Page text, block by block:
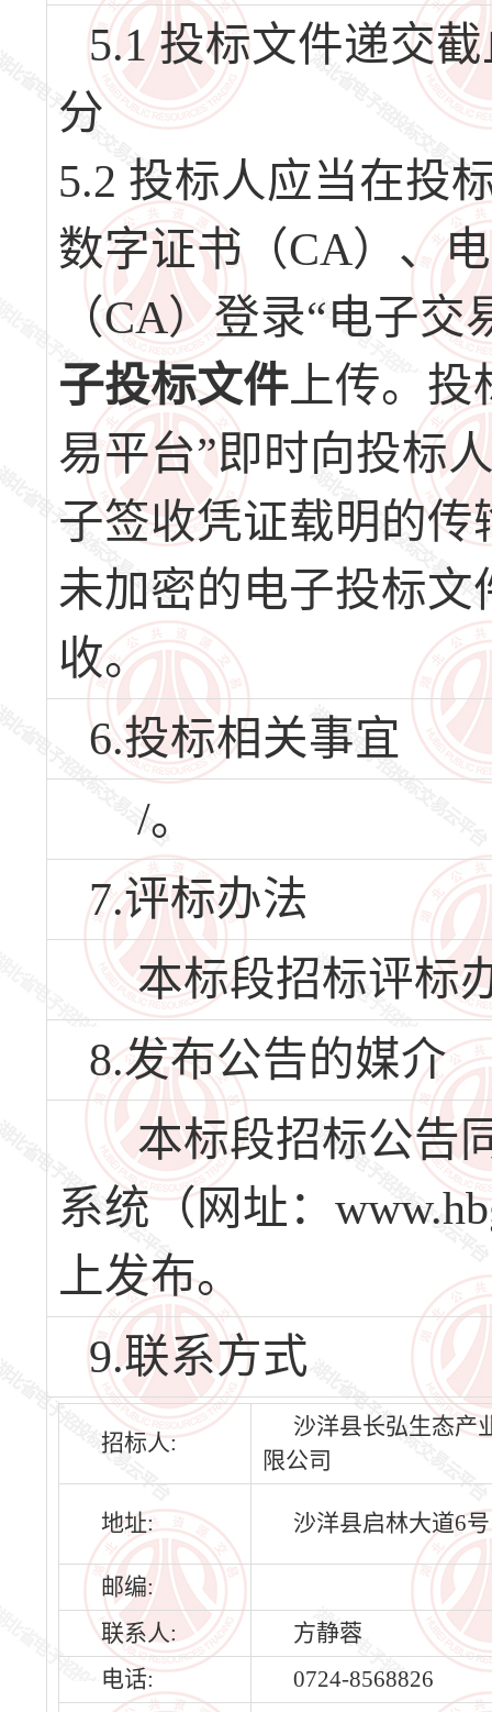
5.1 投标文件递交
分
5.2 投标人应当在投
数字证书（CA）、
（CA）登录“电子
子投标文件 上传。
易平台”即时向投标
子签收凭证载明的
未加密的电子投标文
收。
6.投标相关事宜
/。
7.评标办法
本标段招标评标
8.发布公告的媒介
本标段招标公告
系统（网址：
上发布。
9.联系方式
招标人:
沙洋县长弘生态产
限公司
地址: 沙洋县启林大道6号
邮编:
联系人:
方静蓉
电话:
0724-8568826